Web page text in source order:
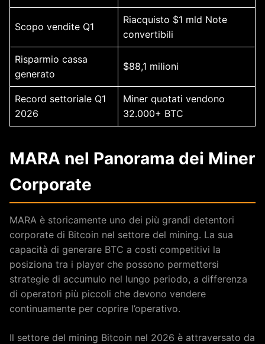
Scopo vendite Q1
Riacquisto $1 mld Note
convertibili
Risparmio cassa
generato
$88,1 milioni
Record settoriale Q1
2026
Miner quotati vendono
32.000+ BTC
MARA nel Panorama dei Miner
Corporate
MARA è storicamente uno dei più grandi detentori
corporate di Bitcoin nel settore del mining. La sua
capacità di generare BTC a costi competitivi la
posiziona tra i player che possono permettersi
strategie di accumulo nel lungo periodo, a differenza
di operatori più piccoli che devono vendere
continuamente per coprire l’operativo.
Il settore del mining Bitcoin nel 2026 è attraversato da